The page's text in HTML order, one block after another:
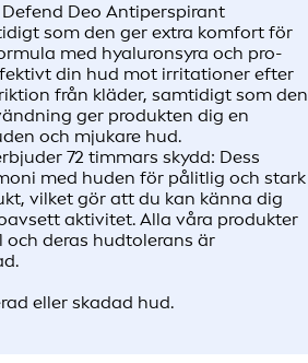
Deo Antiperspirant
som den ger extra komfort för
med hyaluronsyra och pro-
din hud mot irritationer efter
från kläder, samtidigt som den
ger produkten dig en
och mjukare hud.
72 timmars skydd: Dess
med huden för pålitlig och stark
vilket gör att du kan känna dig
aktivitet. Alla våra produkter
deras hudtolerans är
eller skadad hud.